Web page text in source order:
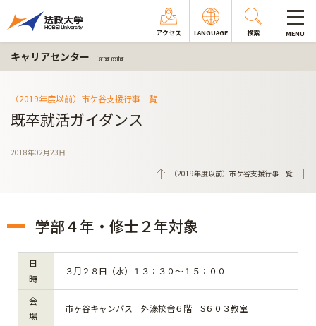
アクセス LANGUAGE 検索 MENU
キャリアセンター Career center
（2019年度以前）市ケ谷支援行事一覧
既卒就活ガイダンス
2018年02月23日
（2019年度以前）市ケ谷支援行事一覧
学部４年・修士２年対象
日
時
３月２８日（水）１３：３０～１５：００
会
場
市ヶ谷キャンパス 外濠校舎６階 S６０３教室